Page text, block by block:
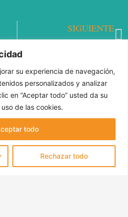
su experiencia de navegación,
personalizados y analizar
en “Aceptar todo” usted da su
de las cookies.
Rechazar todo
todo
Si estás interesado en que tu hijo aprenda música, estos consejos son para ti
SIGUIENTE
¿Por qué es importante regalar libros a los niños?